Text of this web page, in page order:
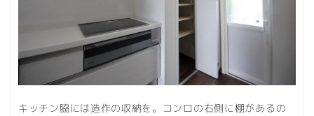
キッチン脇には造作の収納を。コンロの右側に棚があるの